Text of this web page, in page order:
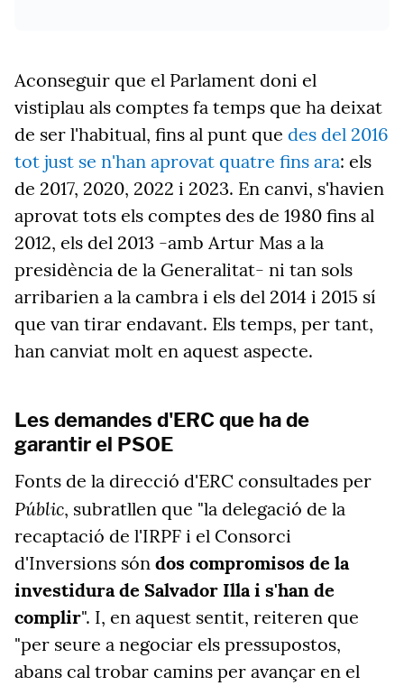
Aconseguir que el Parlament doni el
vistiplau als comptes fa temps que ha deixat
de ser l'habitual, fins al punt que des del 2016
tot just se n'han aprovat quatre fins ara: els
de 2017, 2020, 2022 i 2023. En canvi, s'havien
aprovat tots els comptes des de 1980 fins al
2012, els del 2013 -amb Artur Mas a la
presidència de la Generalitat- ni tan sols
arribarien a la cambra i els del 2014 i 2015 sí
que van tirar endavant. Els temps, per tant,
han canviat molt en aquest aspecte.
Les demandes d'ERC que ha de
garantir el PSOE
Fonts de la direcció d'ERC consultades per
Públic, subratllen que "la delegació de la
recaptació de l'IRPF i el Consorci
d'Inversions són dos compromisos de la
investidura de Salvador Illa i s'han de
complir". I, en aquest sentit, reiteren que
"per seure a negociar els pressupostos,
abans cal trobar camins per avançar en el